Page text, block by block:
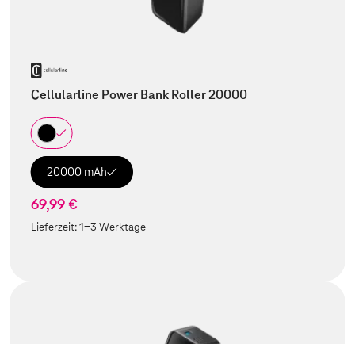
Cellularline Power Bank Roller 20000
20000 mAh
69,99 €
Lieferzeit:1-3 Werktage